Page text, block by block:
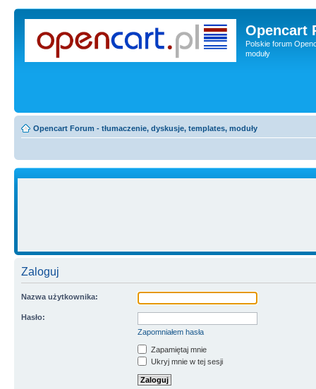
Opencart
Polskie forum
moduły
Opencart Forum - tłumaczenie, dyskusje, templates, moduły
Zaloguj
Nazwa użytkownika:
Hasło:
Zapomniałem hasła
Zapamiętaj mnie
Ukryj mnie w tej sesji